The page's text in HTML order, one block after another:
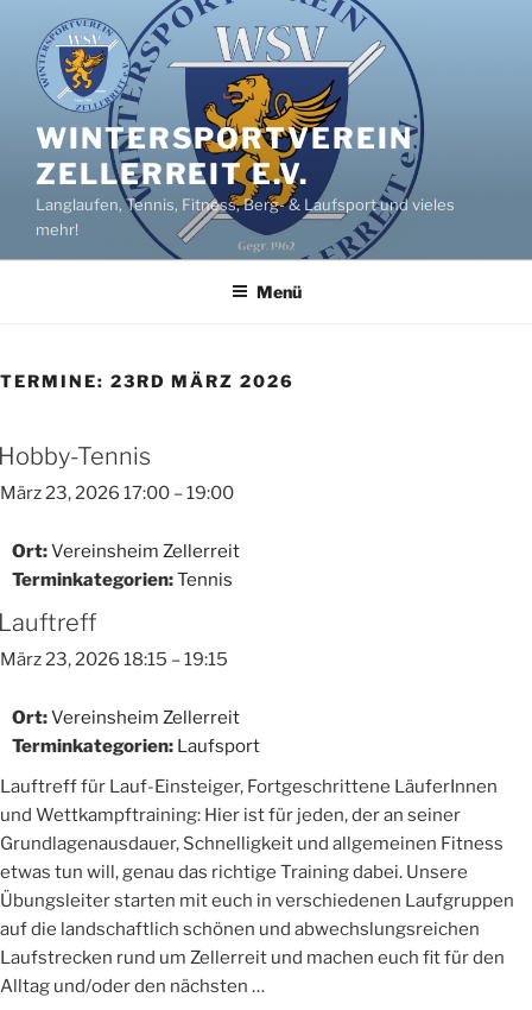
Inhalt
springen
WINTERSPORTVEREIN
ZELLERREIT E.V.
Langlaufen, Tennis, Fitness, Berg- & Laufsport und vieles
mehr!
Menü
TERMINE: 23RD MÄRZ 2026
Tennis
März 23, 2026 17:00 –19:00
Ort:Vereinsheim Zellerreit
Terminkategorien:Tennis
März 23, 2026 18:15 –19:15
Ort:Vereinsheim Zellerreit
Terminkategorien: Laufsport
Lauftreff für Lauf-Einsteiger, Fortgeschrittene LäuferInnen
und Wettkampftraining: Hier ist für jeden, der an seiner
Grundlagenausdauer, Schnelligkeit und allgemeinen Fitness
etwas tun will, genau das richtige Training dabei. Unsere
Übungsleiter starten mit euch in verschiedenen Laufgruppen
auf die landschaftlich schönen und abwechslungsreichen
Laufstrecken rund um Zellerreit und machen euch fit für den
Alltag und/oder den nächsten …